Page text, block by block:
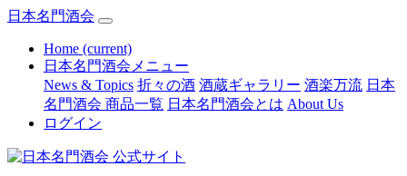
日本名門酒会
Home (current)
日本名門酒会メニュー
News & Topics 折々の酒 酒蔵ギャラリー 酒楽万流 日本
名門酒会 商品一覧 日本名門酒会とは About Us
ログイン